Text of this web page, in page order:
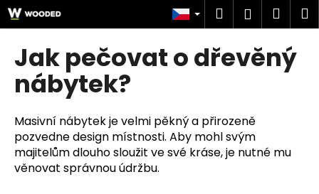
Přejít
na
obsah
Hledat
Jak pečovat o dřevěný
nábytek?
Masivní nábytek je velmi pěkný a přirozeně
pozvedne design místnosti. Aby mohl svým
majitelům dlouho sloužit ve své kráse, je nutné mu
věnovat správnou údržbu.
K
o
C
o
p
o
t
ř